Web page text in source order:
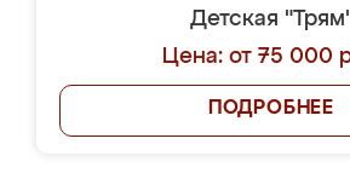
Детская
Цена: от 75 000
ПОДРОБНЕЕ